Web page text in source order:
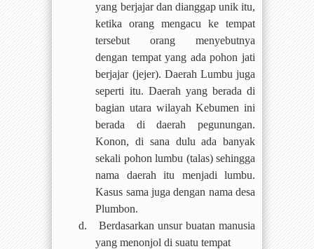
yang berjajar dan dianggap unik itu,
ketika orang mengacu ke tempat
tersebut orang menyebutnya
dengan tempat yang ada pohon jati
berjajar (jejer). Daerah Lumbu juga
seperti itu. Daerah yang berada di
bagian utara wilayah Kebumen ini
berada di daerah pegunungan.
Konon, di sana dulu ada banyak
sekali pohon lumbu (talas) sehingga
nama daerah itu menjadi lumbu.
Kasus sama juga dengan nama desa
Plumbon.
d.
Berdasarkan unsur buatan manusia
yang menonjol di suatu tempat